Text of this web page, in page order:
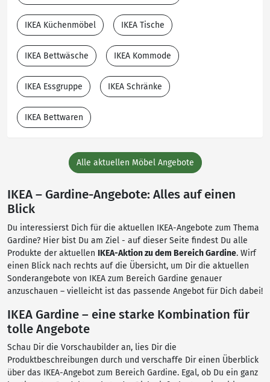
IKEA Küchenmöbel IKEA Tische
IKEA Bettwäsche IKEA Kommode
IKEA Essgruppe IKEA Schränke
IKEA Bettwaren
Alle aktuellen Möbel Angebote
IKEA – Gardine-Angebote: Alles auf einen
Blick
Du interessierst Dich für die aktuellen IKEA-Angebote zum Thema
Gardine? Hier bist Du am Ziel - auf dieser Seite findest Du alle
Produkte der aktuellen IKEA-Aktion zu dem Bereich Gardine. Wirf
einen Blick nach rechts auf die Übersicht, um Dir die aktuellen
Sonderangebote von IKEA zum Bereich Gardine genauer
anzuschauen – vielleicht ist das passende Angebot für Dich dabei!
IKEA Gardine – eine starke Kombination für
tolle Angebote
Schau Dir die Vorschaubilder an, lies Dir die
Produktbeschreibungen durch und verschaffe Dir einen Überblick
über das IKEA-Angebot zum Bereich Gardine. Egal, ob Du ein ganz